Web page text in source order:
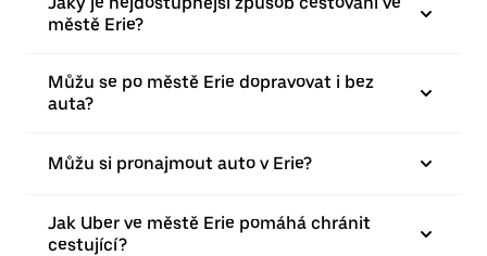
městě Erie?
Můžu se po městě Erie dopravovat i bez
auta?
Můžu si pronajmout auto v Erie?
Jak Uber ve městě Erie pomáhá chránit
cestující?